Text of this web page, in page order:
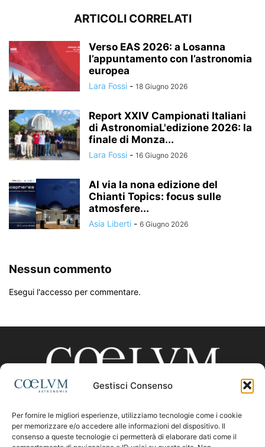
Gestisci Consenso
Per fornire le migliori esperienze, utilizziamo tecnologie come i cookie
per memorizzare e/o accedere alle informazioni del dispositivo. Il
consenso a queste tecnologie ci permetterà di elaborare dati come il
ARTICOLI CORRELATI
Verso EAS 2026: a Losanna
l’appuntamento con l’astronomia
europea
Lara Fossi - 18 Giugno 2026
Report XXIV Campionati Italiani
di AstronomiaL'edizione 2026: la
finale di Monza...
Lara Fossi - 16 Giugno 2026
Al via la nona edizione del
Chianti Topics: focus sulle
atmosfere...
Asia Liberti - 6 Giugno 2026
Nessun commento
Esegui l'accesso per commentare.
CHI SIAMO